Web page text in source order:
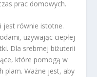
prac domowych.
jest równie istotne.
używając ciepłej
Dla srebrnej biżuterii
które pomogą w
plam. Ważne jest, aby